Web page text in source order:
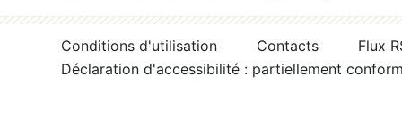
Conditions d'utilisation Contacts
Flux
Déclaration d'accessibilité : partiellement